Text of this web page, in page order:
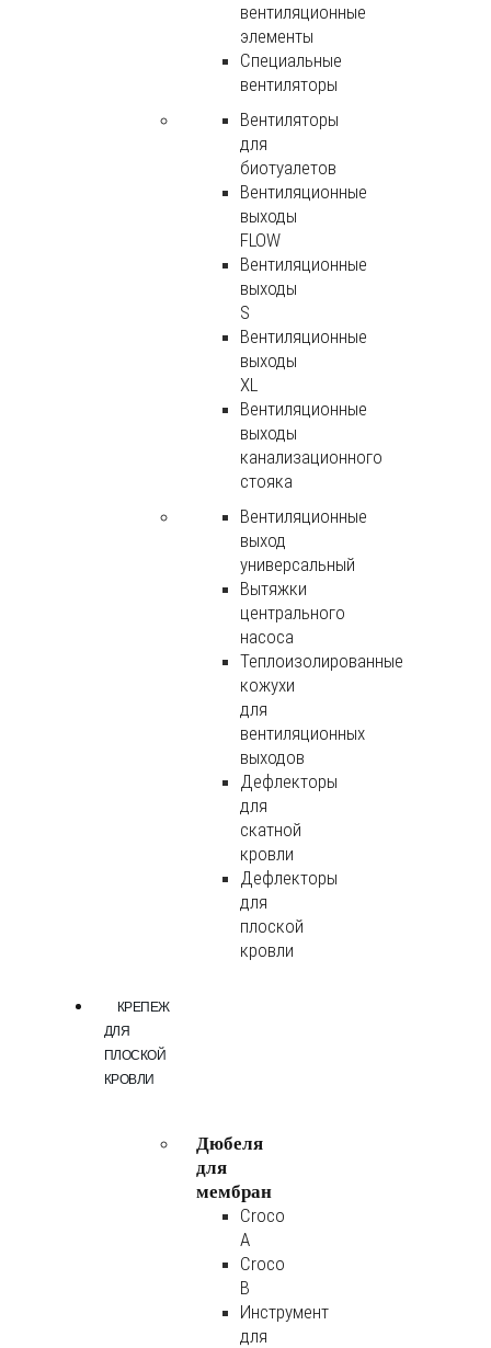
вентиляционные
элементы
Специальные
вентиляторы
Вентиляторы
для
биотуалетов
Вентиляционные
выходы
FLOW
Вентиляционные
выходы
S
Вентиляционные
выходы
XL
Вентиляционные
выходы
канализационного
стояка
Вентиляционные
выход
универсальный
Вытяжки
центрального
насоса
Теплоизолированные
кожухи
для
вентиляционных
выходов
Дефлекторы
для
скатной
кровли
Дефлекторы
для
плоской
кровли
КРЕПЕЖ
ДЛЯ
ПЛОСКОЙ
КРОВЛИ
Дюбеля
для
мембран
Croco
A
Croco
B
Инструмент
для